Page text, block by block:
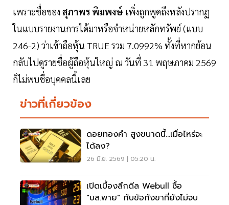
เพราะชื่อของ สุภาพร พิมพงษ์ เพิ่งถูกพูดถึงหลังปรากฏ
ในแบบรายงานการได้มาหรือจำหน่ายหลักทรัพย์ (แบบ
246-2) ว่าเข้าถือหุ้น TRUE รวม 7.0992% ทั้งที่หากย้อน
กลับไปดูรายชื่อผู้ถือหุ้นใหญ่ ณ วันที่ 31 พฤษภาคม 2569
ก็ไม่พบชื่อบุคคลนี้เลย
ข่าวที่เกี่ยวข้อง
ดอยทองคำ สูงขนาดนี้…เมื่อไหร่จะ
ได้ลง?
26 มิ.ย. 2569 | 05:20 น.
เปิดเบื้องลึกดีล Webull ซื้อ
"บล.พาย" กับข้อกังขาที่ยังไม่จบ